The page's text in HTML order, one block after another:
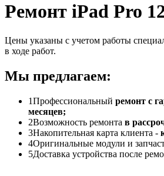
Ремонт iPad Pro
Цены указаны с учетом работы
в ходе работ.
Мы предлагаем:
1Профессиональный ремонт с
месяцев;
2Возможность ремонта в
3Накопительная карта клиента -
4Оригинальные модули и
5Доставка устройства после